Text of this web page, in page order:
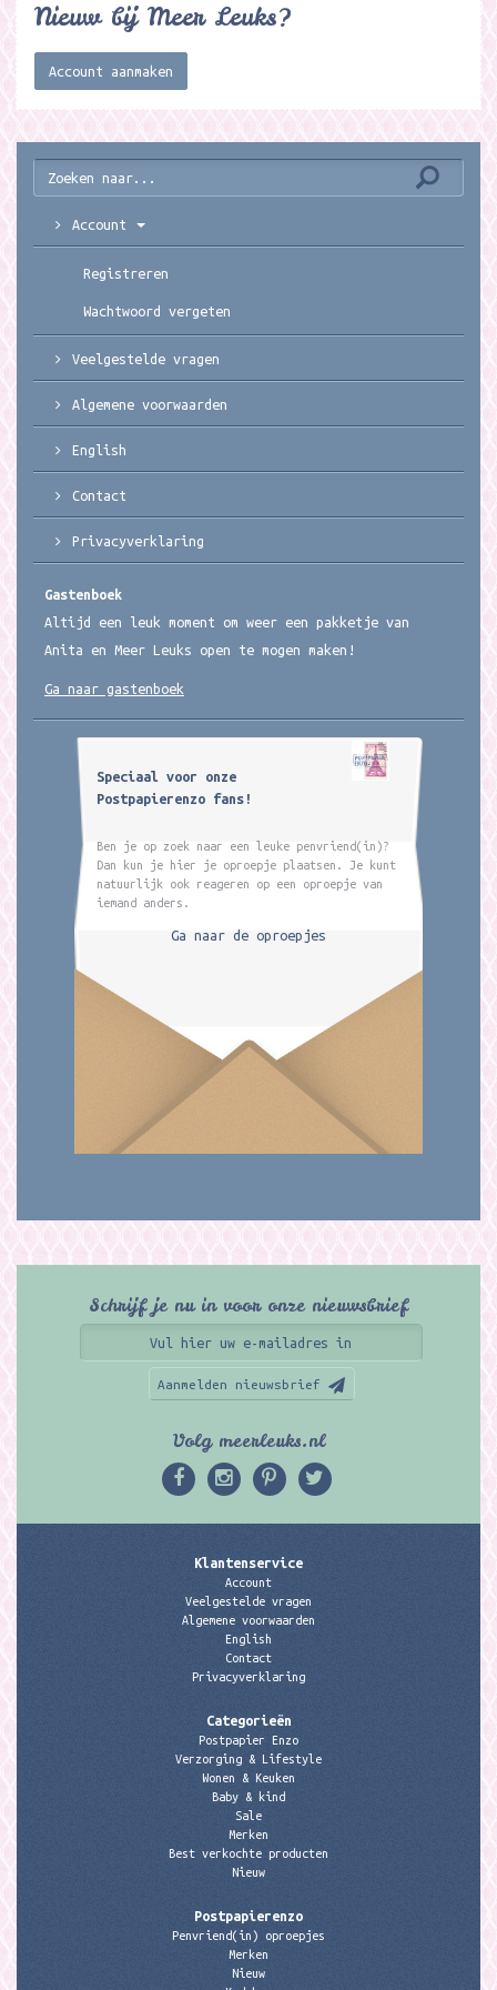
Nieuw bij Meer Leuks?
Account aanmaken
Account
Registreren
Wachtwoord vergeten
Veelgestelde vragen
Algemene voorwaarden
English
Contact
Privacyverklaring
Gastenboek
Altijd een leuk moment om weer een pakketje van
Anita en Meer Leuks open te mogen maken!
Ga naar gastenboek
Speciaal voor onze
Postpapierenzo fans!
Ben je op zoek naar een leuke penvriend(in)?
Dan kun je hier je oproepje plaatsen. Je kunt
natuurlijk ook reageren op een oproepje van
iemand anders.
Ga naar de oproepjes
Schrijf je nu in voor onze nieuwsbrief
Aanmelden nieuwsbrief
Volg meerleuks.nl
Klantenservice
Account
Veelgestelde vragen
Algemene voorwaarden
English
Contact
Privacyverklaring
Categorieën
Postpapier Enzo
Verzorging & Lifestyle
Wonen & Keuken
Baby & kind
Sale
Merken
Best verkochte producten
Nieuw
Postpapierenzo
Penvriend(in) oproepjes
Merken
Nieuw